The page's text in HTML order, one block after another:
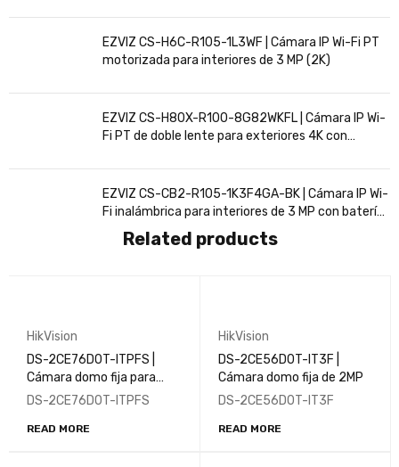
EZVIZ CS-H6C-R105-1L3WF | Cámara IP Wi-Fi PT
motorizada para interiores de 3 MP (2K)
EZVIZ CS-H80X-R100-8G82WKFL | Cámara IP Wi-
Fi PT de doble lente para exteriores 4K con
EZVIZ CS-CB2-R105-1K3F4GA-BK | Cámara IP Wi-
Fi inalámbrica para interiores de 3 MP con batería
recargable
Related products
HikVision
DS-2CE76D0T-ITPFS |
Cámara domo fija para
interiores con audio de
DS-2CE76D0T-ITPFS
READ MORE
HikVision
DS-2CE56D0T-IT3F |
Cámara domo fija de 2MP
DS-2CE56D0T-IT3F
READ MORE